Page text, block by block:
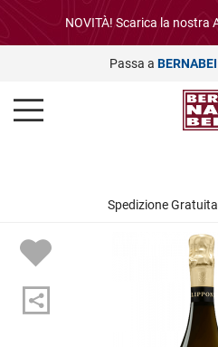
NOVITÀ! Scarica la nostra
Passa a
Spedizione